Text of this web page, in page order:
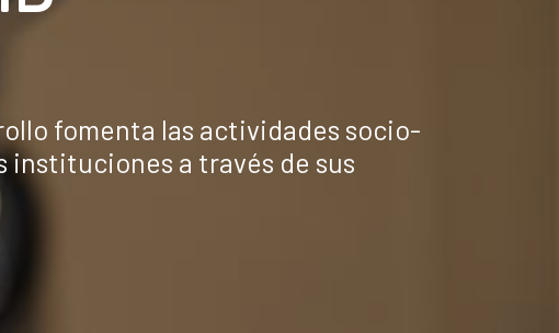
fomenta las actividades socio-
instituciones a través de sus